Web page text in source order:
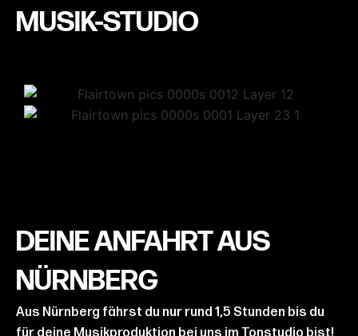
MUSIK-STUDIO
DEINE ANFAHRT AUS
NÜRNBERG
Aus Nürnberg fährst du nur rund 1,5 Stunden bis du